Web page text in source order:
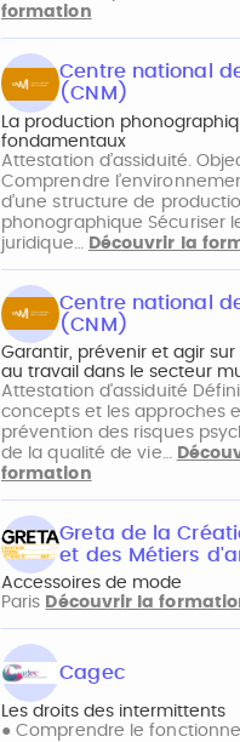
formation
Centre national
(CNM)
La production
fondamentaux
Attestation d’assiduité.
Comprendre
d’une structure de
phonographique Sécuriser
juridique…
Découvrir la
Centre national
(CNM)
Garantir, prévenir et agir
au travail dans le secteur
Attestation d'assiduité
concepts et les approches
prévention des risques
de la qualité de vie…
formation
Greta de la
et des Métiers
Accessoires de mode
Paris Découvrir la
Cagec
Les droits des intermittents
● Comprendre le